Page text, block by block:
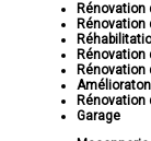
Rénovation
Rénovation
Rénovation
Rénovation
Garage